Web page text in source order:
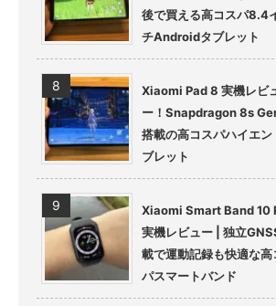
後で買える高コスパ8.4
チAndroidタブレット
Xiaomi Pad 8 実機レビ
ー！Snapdragon 8s
搭載の高コスパハイエン
ブレット
Xiaomi Smart Band 10
実機レビュー | 独立
載で運動記録も快適な高
パスマートバンド